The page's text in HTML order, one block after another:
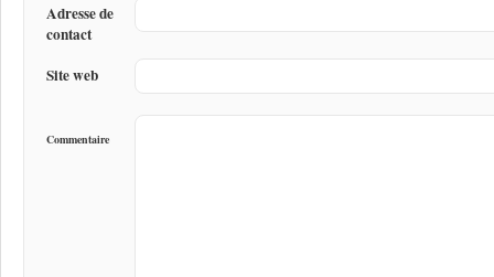
Adresse de
contact
Site web
Commentaire